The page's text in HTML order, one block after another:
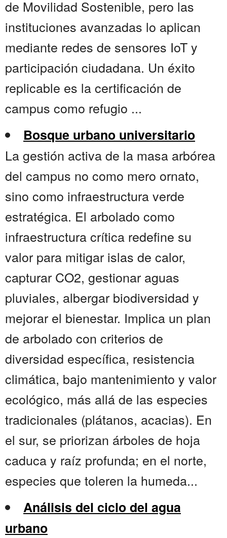
de Movilidad Sostenible, pero las
instituciones avanzadas lo aplican
mediante redes de sensores IoT y
participación ciudadana. Un éxito
replicable es la certificación de
campus como refugio ...
Bosque urbano universitario
La gestión activa de la masa arbórea
del campus no como mero ornato,
sino como infraestructura verde
estratégica. El arbolado como
infraestructura crítica redefine su
valor para mitigar islas de calor,
capturar CO2, gestionar aguas
pluviales, albergar biodiversidad y
mejorar el bienestar. Implica un plan
de arbolado con criterios de
diversidad específica, resistencia
climática, bajo mantenimiento y valor
ecológico, más allá de las especies
tradicionales (plátanos, acacias). En
el sur, se priorizan árboles de hoja
caduca y raíz profunda; en el norte,
especies que toleren la humeda...
Análisis del ciclo del agua
urbano